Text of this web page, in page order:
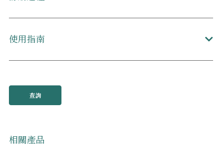
使用指南
查詢
相關產品